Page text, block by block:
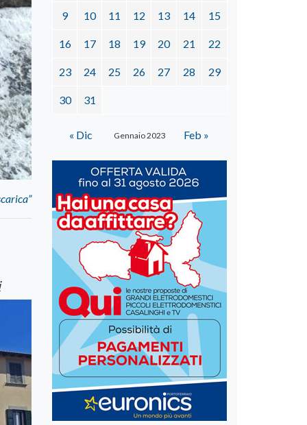
Gennaio 2023
9 10 11 12 13 14 15
16 17 18 19 20 21 22
23 24 25 26 27 28 29
30 31
« Dic Feb »